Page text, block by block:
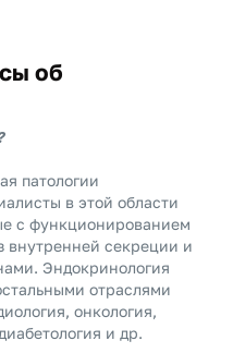
об
патологии
в этой области
с функционированием
внутренней секреции и
Эндокринология
отраслями
онкология,
и др.